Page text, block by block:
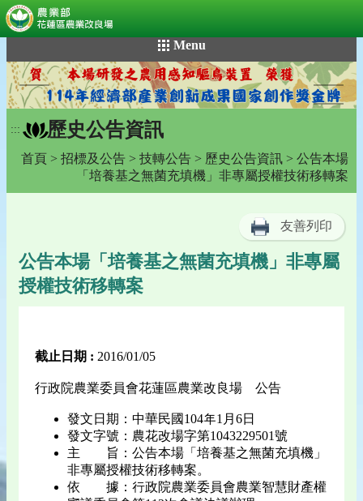
到
主
要
內
容
Menu
::: 歷史公告資訊
首頁 > 招標及公告 > 技轉公告 > 歷史公告資訊 > 公告本場
「培養基之無菌充填機」非專屬授權技術移轉案
友善列印
公告本場「培養基之無菌充填機」非專屬
授權技術移轉案
截止日期 : 2016/01/05
行政院農業委員會花蓮區農業改良場 公告
發文日期：中華民國104年1月6日
發文字號：農花改場字第1043229501號
主 旨：公告本場「培養基之無菌充填機」
非專屬授權技術移轉案。
依 據：行政院農業委員會農業智慧財產權